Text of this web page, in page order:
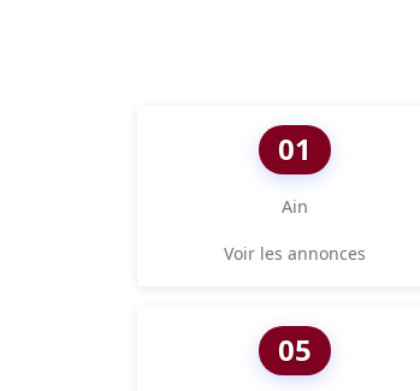
01
Ain
Voir les annonces
05